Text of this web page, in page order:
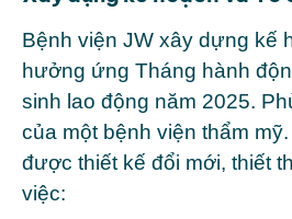
Bệnh viện JW xây dựng kế
hưởng ứng Tháng hành
sinh lao động năm 2025.
của một bệnh viện thẩm
được thiết kế đổi mới, thiết
việc: